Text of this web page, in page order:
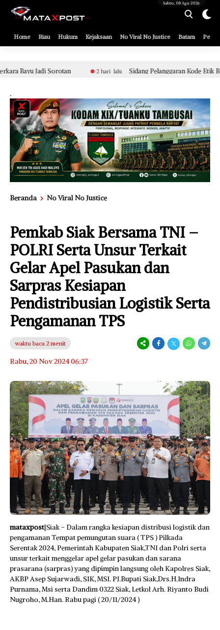
[gnpub_google_news_follow]
Home Riau Hukum Kejaksaan No Viral No Justice Batam
Sabtu, 08 Agu 2026
2 hari lalu Sidang Pelanggaran Kode Etik Berat Aparat Polsek Tualang
.
Beranda No Viral No Justice
Pemkab Siak Bersama TNI –
POLRI Serta Unsur Terkait
Gelar Apel Pasukan dan
Sarpras Kesiapan
Pendistribusian Logistik Serta
Pengamanan TPS
waktu baca 2 menit
Rabu, 20 Nov 2024 06:37
mataxpost|Siak – Dalam rangka kesiapan distribusi logistik dan
pengamanan Tempat pemungutan suara ( TPS ) Pilkada
Serentak 2024, Pemerintah Kabupaten Siak,TNI dan Polri serta
unsur terkait menggelar apel gelar pasukan dan sarana
prasarana (sarpras) yang dipimpin langsung oleh Kapolres Siak,
AKBP Asep Sujarwadi, SIK, MSI. PJ.Bupati Siak,Drs.H.Indra
Purnama, Msi serta Dandim 0322 Siak, Letkol Arh. Riyanto Budi
Nugroho, M.Han. Rabu pagi ( 20/11/2024 )